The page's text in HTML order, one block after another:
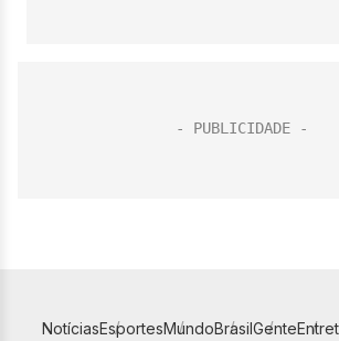
NotíciasEsportesMundoBrasilGente